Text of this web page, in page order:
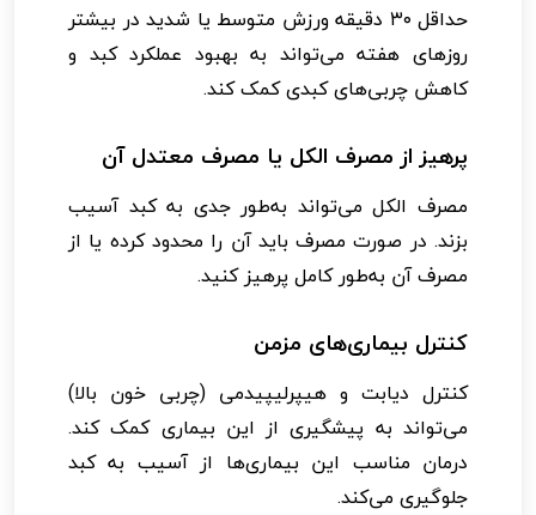
حداقل ۳۰ دقیقه ورزش متوسط یا شدید در بیشتر
روزهای هفته می‌تواند به بهبود عملکرد کبد و
کاهش چربی‌های کبدی کمک کند.
پرهیز از مصرف الکل یا مصرف معتدل آن
مصرف الکل می‌تواند به‌طور جدی به کبد آسیب
بزند. در صورت مصرف باید آن را محدود کرده یا از
مصرف آن به‌طور کامل پرهیز کنید.
کنترل بیماری‌های مزمن
کنترل دیابت و هیپرلیپیدمی (چربی خون بالا)
می‌تواند به پیشگیری از این بیماری کمک کند.
درمان مناسب این بیماری‌ها از آسیب به کبد
جلوگیری می‌کند.